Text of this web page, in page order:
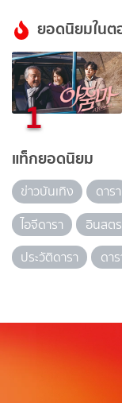
ยอดนิยมใน
1
แท็กยอดนิยม
ข่าวบันเทิง ดารา
ไอจีดารา
อินสต
ประวัติดารา
ดา